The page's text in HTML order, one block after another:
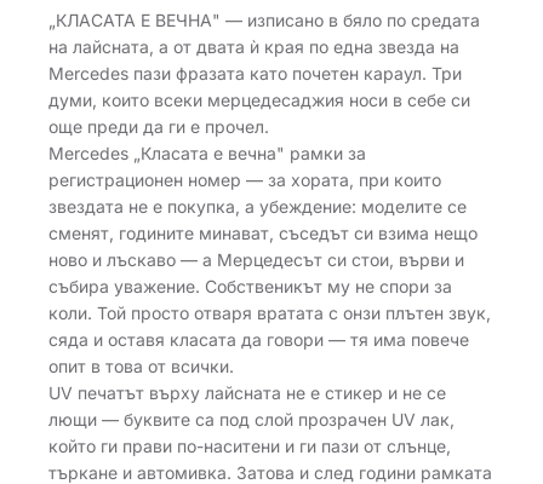
„КЛАСАТА Е ВЕЧНА" — изписано в бяло по средата
на лайсната, а от двата ѝ края по една звезда на
Mercedes пази фразата като почетен караул. Три
думи, които всеки мерцедесаджия носи в себе си
още преди да ги е прочел.
Mercedes „Класата е вечна" рамки за
регистрационен номер — за хората, при които
звездата не е покупка, а убеждение: моделите се
сменят, годините минават, съседът си взима нещо
ново и лъскаво — а Мерцедесът си стои, върви и
събира уважение. Собственикът му не спори за
коли. Той просто отваря вратата с онзи плътен звук,
сяда и оставя класата да говори — тя има повече
опит в това от всички.
UV печатът върху лайсната не е стикер и не се
лющи — буквите са под слой прозрачен UV лак,
който ги прави по-наситени и ги пази от слънце,
търкане и автомивка. Затова и след години рамката